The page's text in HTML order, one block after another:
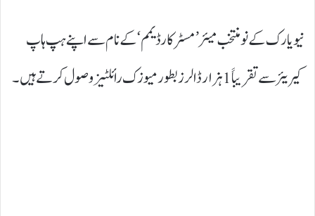
نیویارک کے نو منتخب میئر’مسٹر کارڈیمم ‘ کے نام سے اپنے ہپ ہاپ
کیریئر سے تقریباََ 1 ہزار ڈالرز بطور میوزک رائلٹیز وصول کرتے ہیں۔